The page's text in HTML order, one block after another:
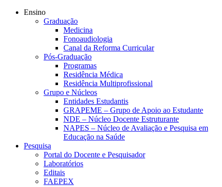
Ensino
Graduação
Medicina
Fonoaudiologia
Canal da Reforma Curricular
Pós-Graduação
Programas
Residência Médica
Residência Multiprofissional
Grupo e Núcleos
Entidades Estudantis
GRAPEME – Grupo de Apoio ao Estudante
NDE – Núcleo Docente Estruturante
NAPES – Núcleo de Avaliação e Pesquisa em
Educação na Saúde
Pesquisa
Portal do Docente e Pesquisador
Laboratórios
Editais
FAEPEX